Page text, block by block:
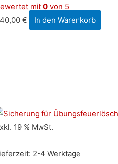
mit0 von 5
€ In den Warenkorb
19 % MwSt.
2-4 Werktage